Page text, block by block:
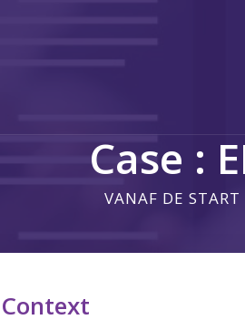
Case :
VANAF DE
Context